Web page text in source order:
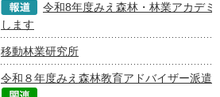
令和8年度みえ森林・林業アカデミ
します
移動林業研究所
令和８年度みえ森林教育アドバイザー派遣